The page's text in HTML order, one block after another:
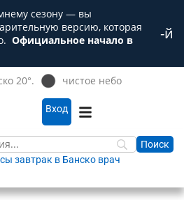
сезону — вы
версию, которая
Официальное начало в
-й
20°. чистое небо
Вход
завтрак в Банско врач